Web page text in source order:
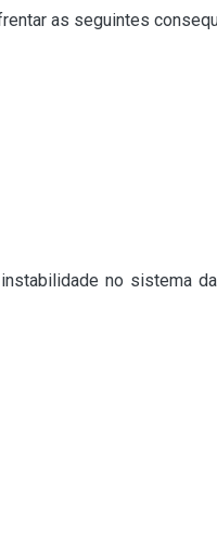
as seguintes
no sistema